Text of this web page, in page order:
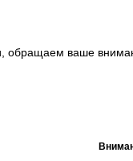
обращаем ваше